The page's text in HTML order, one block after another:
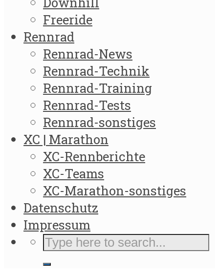
Freeride
Rennrad
Rennrad-News
Rennrad-Technik
Rennrad-Training
Rennrad-Tests
Rennrad-sonstiges
XC | Marathon
XC-Rennberichte
XC-Teams
XC-Marathon-sonstiges
Datenschutz
Impressum